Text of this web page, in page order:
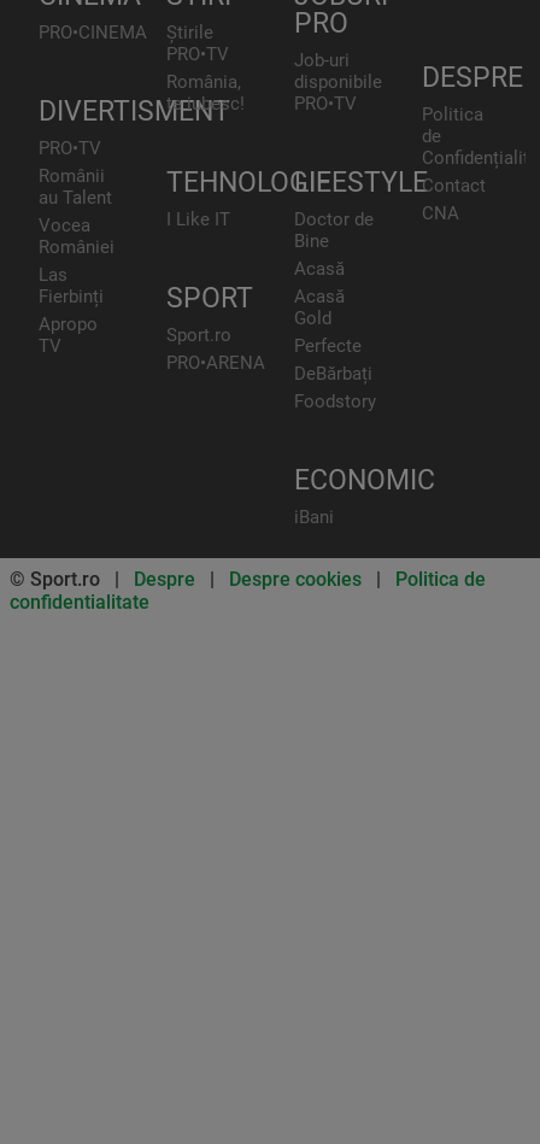
PRO•CINEMA
DIVERTISMENT
PRO•TV
Românii
au Talent
Vocea
României
Las
Fierbinți
Apropo
TV
Știrile
PRO•TV
România,
te iubesc!
TEHNOLOGIE
I Like IT
SPORT
Sport.ro
PRO•ARENA
PRO
Job-uri
disponibile
PRO•TV
LIFESTYLE
Doctor de
Bine
Acasă
Acasă
Gold
Perfecte
DeBărbați
Foodstory
ECONOMIC
iBani
DESPRE
Politica
de
Contact
CNA
© Sport.ro | Despre | Despre cookies | Politica de
confidentialitate